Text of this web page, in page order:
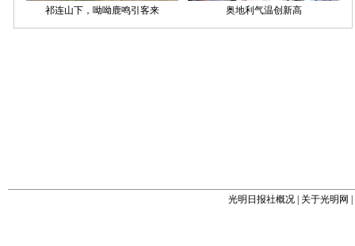
光明日报社概况 关于光明网